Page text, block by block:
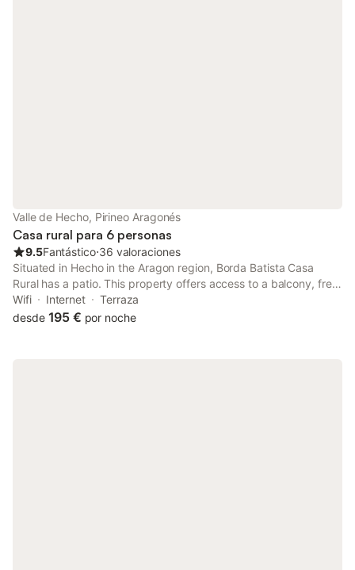
Valle de Hecho, Pirineo Aragonés
Casa rural para 6 personas
9.5Fantástico⋅36 valoraciones
Situated in Hecho in the Aragon region, Borda Batista Casa
Rural has a patio. This property offers access to a balcony, free
private parking and free WiFi.
Wifi Internet
Terraza
desde 195 € por noche